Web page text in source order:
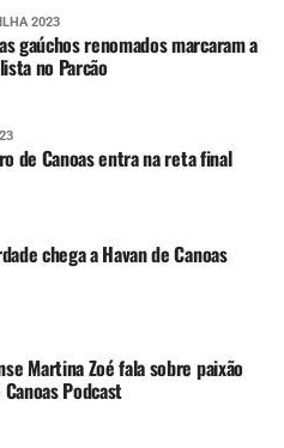
2023
gaúchos renomados marcaram a
no Parcão
de Canoas entra na reta final
chega a Havan de Canoas
Martina Zoé fala sobre paixão
Podcast